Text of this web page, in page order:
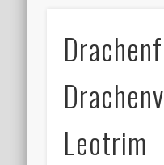
Leotrim